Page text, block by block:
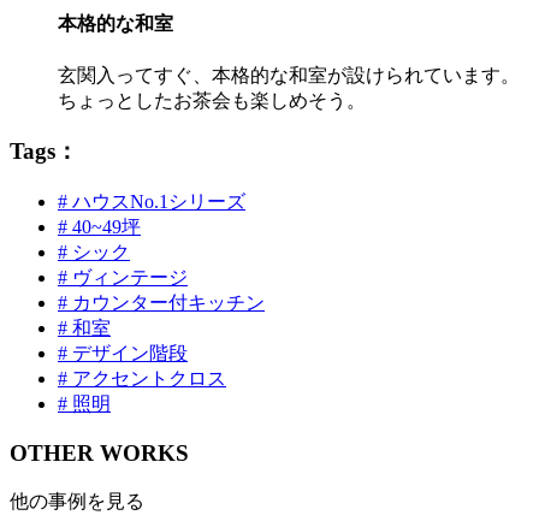
本格的な和室
玄関入ってすぐ、本格的な和室が設けられています。
ちょっとしたお茶会も楽しめそう。
Tags：
# ハウスNo.1シリーズ
# 40~49坪
# シック
# ヴィンテージ
# カウンター付キッチン
# 和室
# デザイン階段
# アクセントクロス
# 照明
OTHER WORKS
他の事例を見る